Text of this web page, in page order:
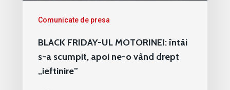
Comunicate de presa
BLACK FRIDAY-UL MOTORINEI: întâi
s-a scumpit, apoi ne-o vând drept
„ieftinire”